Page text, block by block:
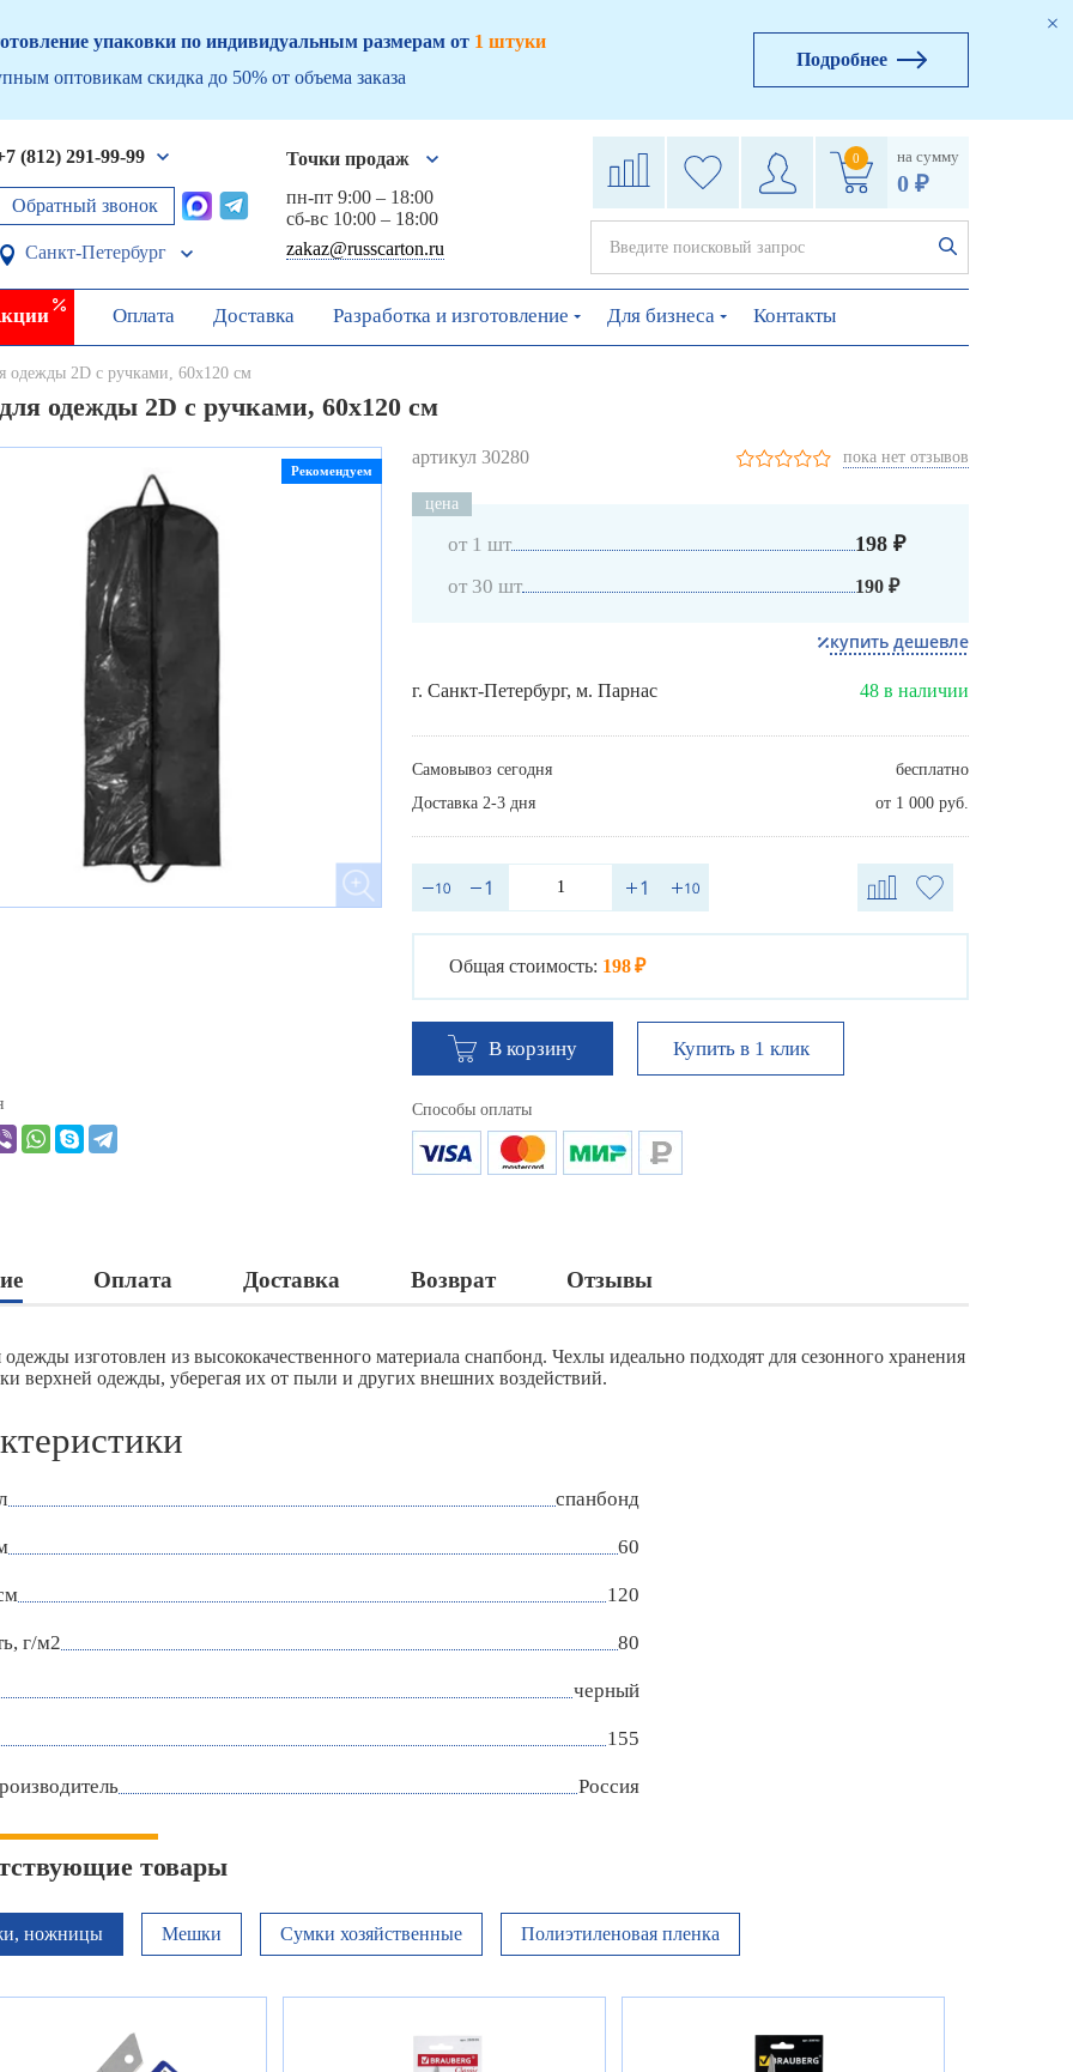
упаковки по индивидуальным размерам от 1 штуки
оптовикам скидка до 50% от объема заказа
Подробнее
(812) 291-99-99
Обратный звонок
Санкт-Петербург
Точки продаж
пн-пт 9:00 – 18:00
сб-вс 10:00 – 18:00
zakaz@russcarton.ru
0 на сумму
0 ₽
Оплата Доставка Разработка и изготовление Для бизнеса Контакты
одежды 2D с ручками, 60х120 см
одежды 2D с ручками, 60х120 см
Рекомендуем
артикул 30280 пока нет отзывов
цена
от 1 шт 198 ₽
от 30 шт 190 ₽
купить дешевле
г. Санкт-Петербург, м. Парнас 48 в наличии
Самовывоз сегодня
бесплатно
Доставка 2-3 дня
от 1 000 руб.
Общая стоимость: 198 ₽
В корзину Купить в 1 клик
Способы оплаты
Оплата Доставка Возврат Отзывы
одежды изготовлен из высококачественного материала снапбонд. Чехлы идеально подходят для сезонного хранения
верхней одежды, уберегая их от пыли и других внешних воздействий.
спанбонд
60
120
г/м2 80
черный
155
Россия
товары
ножницы Мешки Сумки хозяйственные Полиэтиленовая пленка